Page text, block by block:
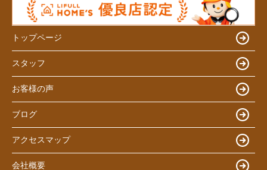
トップページ
スタッフ
お客様の声
ブログ
アクセスマップ
会社概要